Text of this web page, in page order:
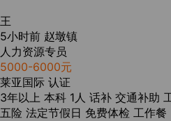
王
5小时前 赵墩镇
人力资源专员
5000-6000元
莱亚国际 认证
3年以上 本科 1人 话补 交通补助
五险 法定节假日 免费体检 工作餐